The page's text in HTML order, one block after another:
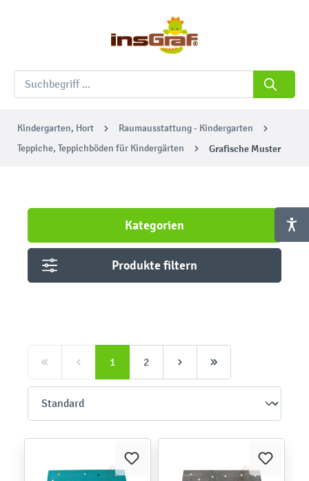
Kindergarten, Hort
Raumausstattung - Kindergarten
Teppiche, Teppichböden für Kindergärten
Grafische Muster
Kategorien
Produkte filtern
1 2